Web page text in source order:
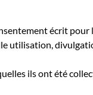
écrit
utilisation,
ils ont été